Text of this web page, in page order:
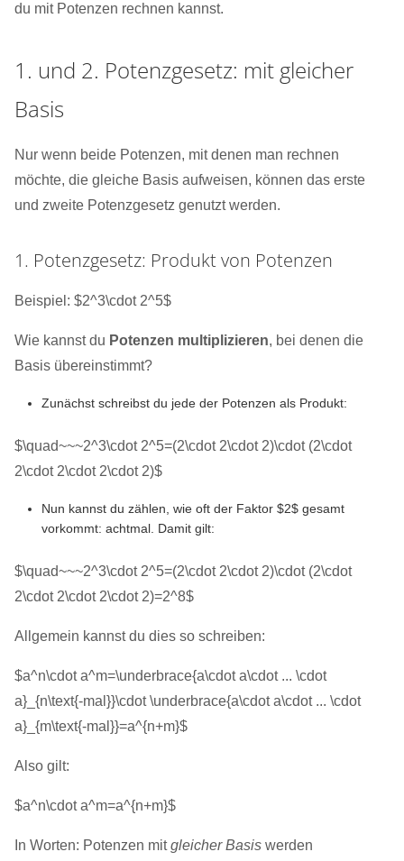
du mit Potenzen rechnen kannst.
1. und 2. Potenzgesetz: mit gleicher
Basis
Nur wenn beide Potenzen, mit denen man rechnen
möchte, die gleiche Basis aufweisen, können das erste
und zweite Potenzgesetz genutzt werden.
1. Potenzgesetz: Produkt von Potenzen
Beispiel: $2^3\cdot 2^5$
Wie kannst du Potenzen multiplizieren, bei denen die
Basis übereinstimmt?
Zunächst schreibst du jede der Potenzen als Produkt:
$\quad~~~2^3\cdot 2^5=(2\cdot 2\cdot 2)\cdot (2\cdot
2\cdot 2\cdot 2\cdot 2)$
Nun kannst du zählen, wie oft der Faktor $2$ gesamt
vorkommt: achtmal. Damit gilt:
$\quad~~~2^3\cdot 2^5=(2\cdot 2\cdot 2)\cdot (2\cdot
2\cdot 2\cdot 2\cdot 2)=2^8$
Allgemein kannst du dies so schreiben:
$a^n\cdot a^m=\underbrace{a\cdot a\cdot ... \cdot
a}_{n\text{-mal}}\cdot \underbrace{a\cdot a\cdot ... \cdot
a}_{m\text{-mal}}=a^{n+m}$
Also gilt:
$a^n\cdot a^m=a^{n+m}$
In Worten: Potenzen mitgleicher Basis werden